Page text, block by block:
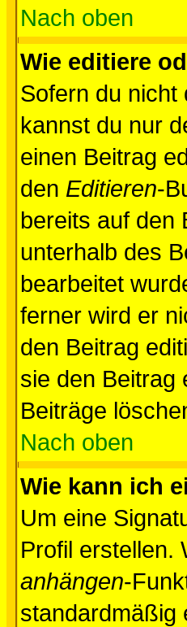
Nach oben
Wie editiere
Sofern du nicht
kannst du nur
einen Beitrag
den Editieren-
bereits auf den
unterhalb des
bearbeitet
ferner wird er
den Beitrag
sie den Beitrag
Beiträge
Nach oben
Wie kann ich
Um eine
Profil erstellen.
anhängen-
standardmäßig